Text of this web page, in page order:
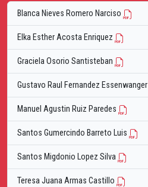
Blanca Nieves Romero Narciso
Elka Esther Acosta Enriquez
Graciela Osorio Santisteban
Gustavo Raul Fernandez Essenwanger
Manuel Agustin Ruiz Paredes
Santos Gumercindo Barreto Luis
Santos Migdonio Lopez Silva
Teresa Juana Armas Castillo